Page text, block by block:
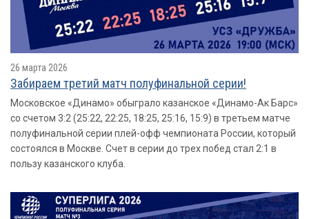
26 марта 2026
Забираем третий матч полуфинальной серии!
Московское «Динамо» обыграло казанское «Динамо-Ак Барс»
со счетом 3:2 (25:22, 22:25, 18:25, 25:16, 15:9) в третьем матче
полуфинальной серии плей-офф чемпионата России, который
состоялся в Москве. Счет в серии до трех побед стал 2:1 в
пользу казанского клуба.